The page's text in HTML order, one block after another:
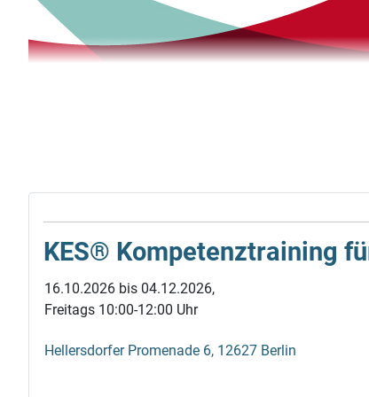
Mütter in Kontakt.
Der Müttertreff.
„Mütter in Kontakt“ eine Gruppe, in der sich Frauen
KES® Kompetenz­training
16.10.2026 bis 04.12.2026,
Freitags 10:00-12:00 Uhr
Hellersdorfer Promenade 6, 12627 Berlin